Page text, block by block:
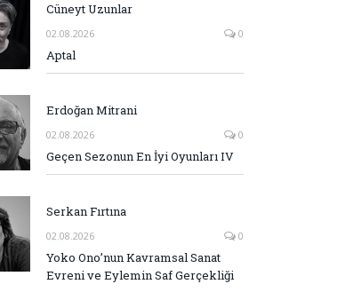
Cüneyt Uzunlar
02.08.2026 0
Aptal
Erdoğan Mitrani
02.08.2026 0
Geçen Sezonun En İyi Oyunları IV
Serkan Fırtına
02.08.2026 0
Yoko Ono’nun Kavramsal Sanat
Evreni ve Eylemin Saf Gerçekliği